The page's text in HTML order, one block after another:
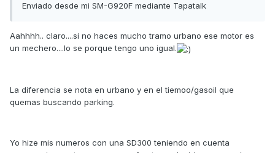
Enviado desde mi SM-G920F mediante Tapatalk
Aahhhh.. claro....si no haces mucho tramo urbano ese motor es
un mechero....lo se porque tengo uno igual.
La diferencia se nota en urbano y en el tiemoo/gasoil que
quemas buscando parking.
Yo hize mis numeros con una SD300 teniendo en cuenta